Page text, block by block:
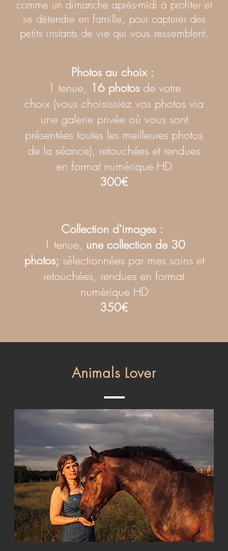
comme un dimanche après-midi à profiter et
se détendre en famille, pour capturer des
petits instants de vie qui vous ressemblent.
Photos au choix :
1 tenue, 16 photosde votre
choix (vous choisissiez vos photos via
une galerie privée où vous sont
présentées toutes les meilleures photos
de la séance), retouchées et rendues
en format numérique HD
300€
Collection d'images :
1 tenue, une collection de 30
photos; sélectionnées par mes soins et
retouchées, rendues en format
numérique HD
350€
Animals Lover